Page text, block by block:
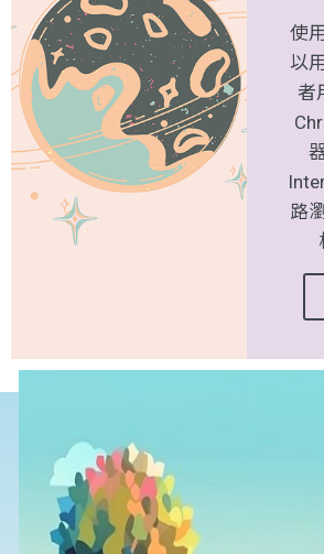
使
以
者
路
本校實驗動物設施
報系統